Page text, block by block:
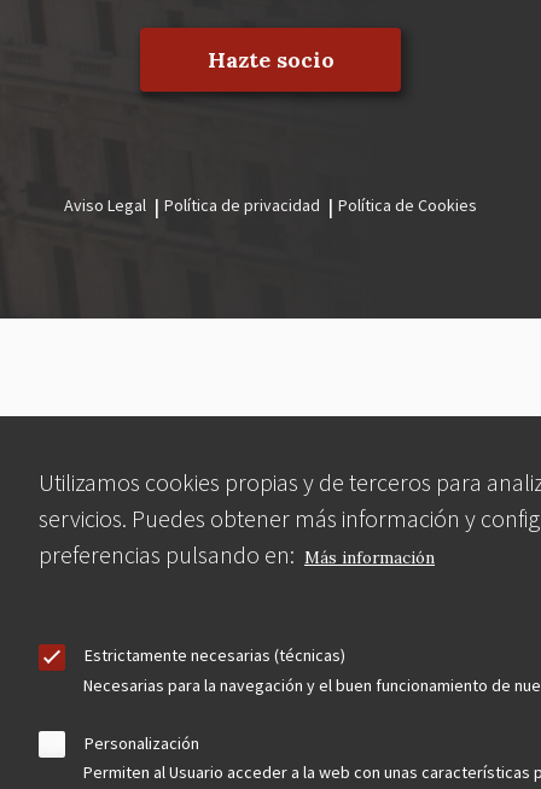
Utilizamos cookies propias y de terceros para
servicios. Puedes obtener más información y
preferencias pulsando en: Más información
Estrictamente necesarias (técnicas)
Necesarias para la navegación y el buen funcionamiento de
Personalización
Permiten al Usuario acceder a la web con unas características
Hazte socio
legal
Aviso Legal Política de privacidad Política de Cookies